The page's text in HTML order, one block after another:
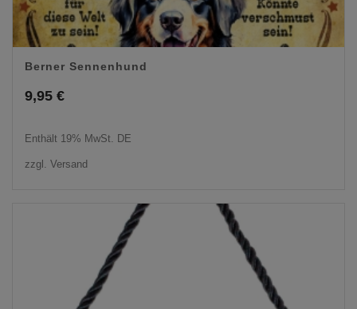
Berner Sennenhund
9,95 €
Enthält 19% MwSt. DE
zzgl. Versand